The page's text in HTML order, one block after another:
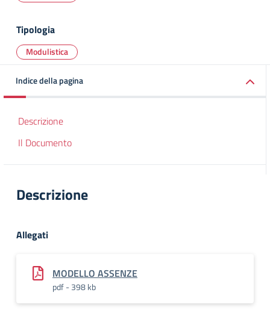
Tipologia
Modulistica
Indice della pagina
Descrizione
Il Documento
Descrizione
Allegati
MODELLO ASSENZE
pdf - 398 kb